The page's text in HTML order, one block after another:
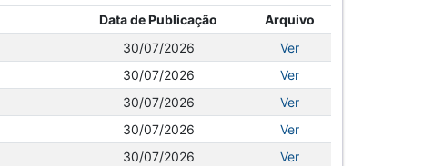
Data de Publicação
Arquivo
30/07/2026
Ver
30/07/2026
Ver
30/07/2026
Ver
30/07/2026
Ver
30/07/2026
Ver